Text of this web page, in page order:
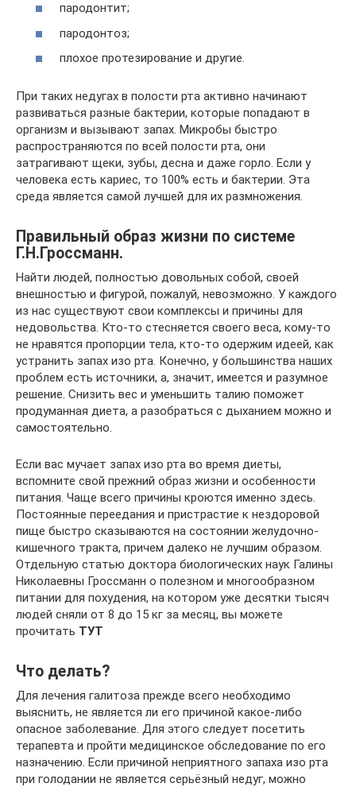
пародонтит;
пародонтоз;
плохое протезирование и другие.
При таких недугах в полости рта активно начинают
развиваться разные бактерии, которые попадают в
организм и вызывают запах. Микробы быстро
распространяются по всей полости рта, они
затрагивают щеки, зубы, десна и даже горло. Если у
человека есть кариес, то 100% есть и бактерии. Эта
среда является самой лучшей для их размножения.
Правильный образ жизни по системе
Г.Н.Гроссманн.
Найти людей, полностью довольных собой, своей
внешностью и фигурой, пожалуй, невозможно. У каждого
из нас существуют свои комплексы и причины для
недовольства. Кто-то стесняется своего веса, кому-то
не нравятся пропорции тела, кто-то одержим идеей, как
устранить запах изо рта. Конечно, у большинства наших
проблем есть источники, а, значит, имеется и разумное
решение. Снизить вес и уменьшить талию поможет
продуманная диета, а разобраться с дыханием можно и
самостоятельно.
Если вас мучает запах изо рта во время диеты,
вспомните свой прежний образ жизни и особенности
питания. Чаще всего причины кроются именно здесь.
Постоянные переедания и пристрастие к нездоровой
пище быстро сказываются на состоянии желудочно-
кишечного тракта, причем далеко не лучшим образом.
Отдельную статью доктора биологических наук Галины
Николаевны Гроссманн о полезном и многообразном
питании для похудения, на котором уже десятки тысяч
людей сняли от 8 до 15 кг за месяц, вы можете
прочитать ТУТ
Что делать?
Для лечения галитоза прежде всего необходимо
выяснить, не является ли его причиной какое-либо
опасное заболевание. Для этого следует посетить
терапевта и пройти медицинское обследование по его
назначению. Если причиной неприятного запаха изо рта
при голодании не является серьёзный недуг, можно